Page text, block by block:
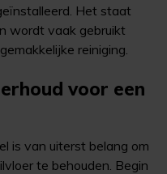
Het staat
wordt vaak gebruikt
reiniging.
voor een
is van uiterst belang om
te behouden. Begin